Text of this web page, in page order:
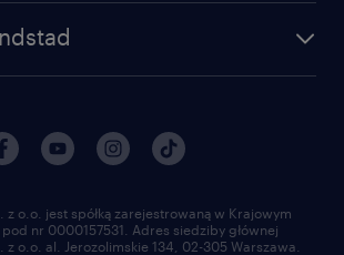
z o.o. jest spółką zarejestrowaną w Krajowym
nr 0000157531. Adres siedziby głównej
z o.o. al. Jerozolimskie 134, 02-305 Warszawa.